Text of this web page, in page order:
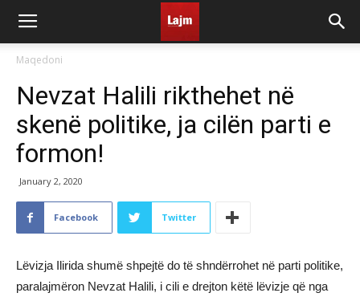
Maqedoni
Nevzat Halili rikthehet në
skenë politike, ja cilën parti e
formon!
January 2, 2020
Facebook Twitter
Lëvizja Ilirida shumë shpejtë do të shndërrohet në parti politike,
paralajmëron Nevzat Halili, i cili e drejton këtë lëvizje që nga